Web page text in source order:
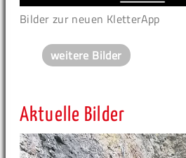
Bilder zur neuen KletterApp
weitere Bilder
Aktuelle Bilder